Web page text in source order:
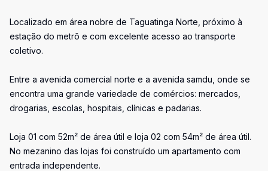
Localizado em área nobre de Taguatinga Norte, próximo à
estação do metrô e com excelente acesso ao transporte
coletivo.
Entre a avenida comercial norte e a avenida samdu, onde se
encontra uma grande variedade de comércios: mercados,
drogarias, escolas, hospitais, clínicas e padarias.
Loja 01 com 52m² de área útil e loja 02 com 54m² de área útil.
No mezanino das lojas foi construído um apartamento com
entrada independente.